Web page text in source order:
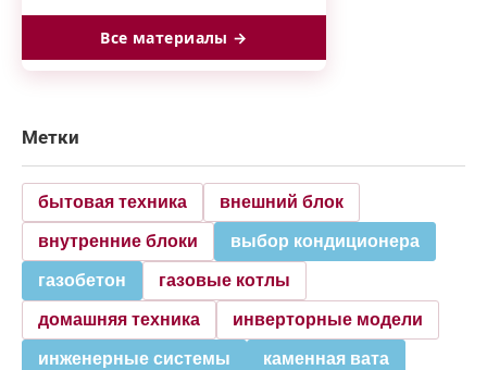
Все материалы →
Метки
бытовая техника внешний блок
внутренние блоки выбор кондиционера
газобетон газовые котлы
домашняя техника инверторные модели
инженерные системы каменная вата